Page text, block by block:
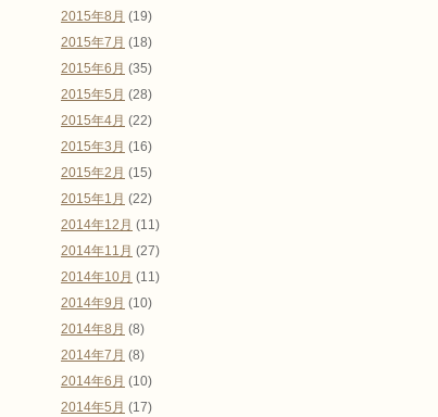
2015年8月 (19)
2015年7月 (18)
2015年6月 (35)
2015年5月 (28)
2015年4月 (22)
2015年3月 (16)
2015年2月 (15)
2015年1月 (22)
2014年12月 (11)
2014年11月 (27)
2014年10月 (11)
2014年9月 (10)
2014年8月 (8)
2014年7月 (8)
2014年6月 (10)
2014年5月 (17)